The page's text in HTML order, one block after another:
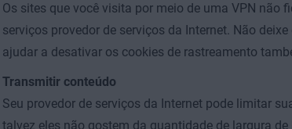
Os sites que você visita por meio de uma VPN não
serviços provedor de serviços da Internet. Não deixe
ajudar a desativar os cookies de rastreamento
Transmitir conteúdo
Seu provedor de serviços da Internet pode limitar
talvez eles não gostem da quantidade de largura